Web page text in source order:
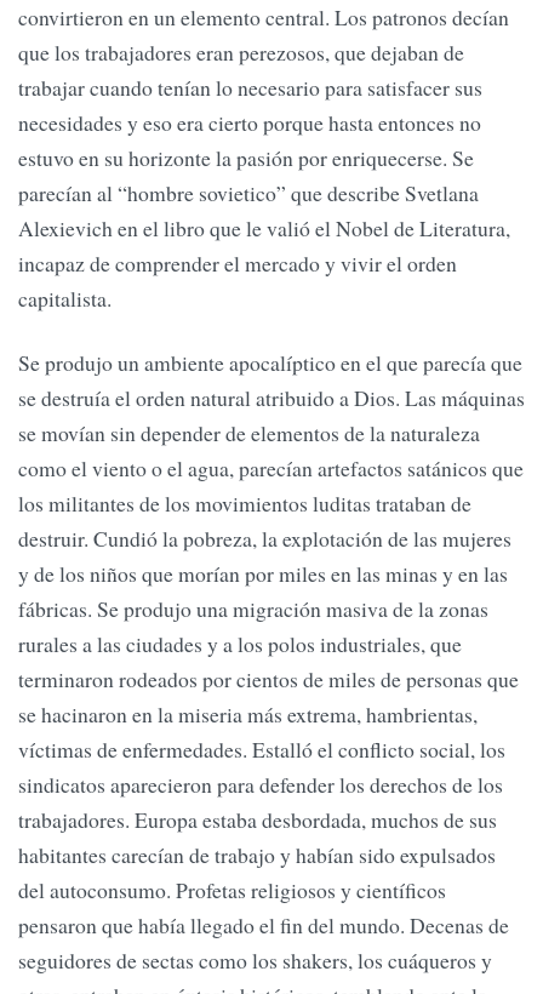
convirtieron en un elemento central. Los patronos decían
que los trabajadores eran perezosos, que dejaban de
trabajar cuando tenían lo necesario para satisfacer sus
necesidades y eso era cierto porque hasta entonces no
estuvo en su horizonte la pasión por enriquecerse. Se
parecían al “hombre sovietico” que describe Svetlana
Alexievich en el libro que le valió el Nobel de Literatura,
incapaz de comprender el mercado y vivir el orden
capitalista.
Se produjo un ambiente apocalíptico en el que parecía que
se destruía el orden natural atribuido a Dios. Las máquinas
se movían sin depender de elementos de la naturaleza
como el viento o el agua, parecían artefactos satánicos que
los militantes de los movimientos luditas trataban de
destruir. Cundió la pobreza, la explotación de las mujeres
y de los niños que morían por miles en las minas y en las
fábricas. Se produjo una migración masiva de la zonas
rurales a las ciudades y a los polos industriales, que
terminaron rodeados por cientos de miles de personas que
se hacinaron en la miseria más extrema, hambrientas,
víctimas de enfermedades. Estalló el conflicto social, los
sindicatos aparecieron para defender los derechos de los
trabajadores. Europa estaba desbordada, muchos de sus
habitantes carecían de trabajo y habían sido expulsados
del autoconsumo. Profetas religiosos y científicos
pensaron que había llegado el fin del mundo. Decenas de
seguidores de sectas como los shakers, los cuáqueros y